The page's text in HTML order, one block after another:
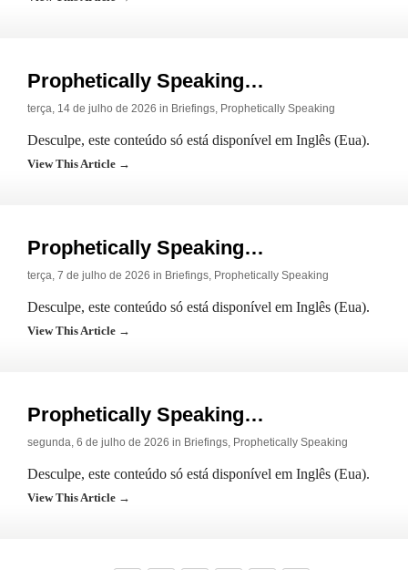
Prophetically Speaking…
terça, 14 de julho de 2026 in Briefings, Prophetically Speaking
Desculpe, este conteúdo só está disponível em Inglês (Eua).
View This Article →
Prophetically Speaking…
terça, 7 de julho de 2026 in Briefings, Prophetically Speaking
Desculpe, este conteúdo só está disponível em Inglês (Eua).
View This Article →
Prophetically Speaking…
segunda, 6 de julho de 2026 in Briefings, Prophetically Speaking
Desculpe, este conteúdo só está disponível em Inglês (Eua).
View This Article →